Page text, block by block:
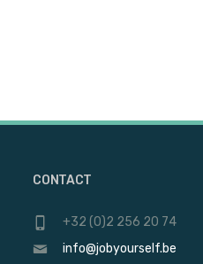
CONTACT
+32 (0)2 256 20 74
info@jobyourself.be